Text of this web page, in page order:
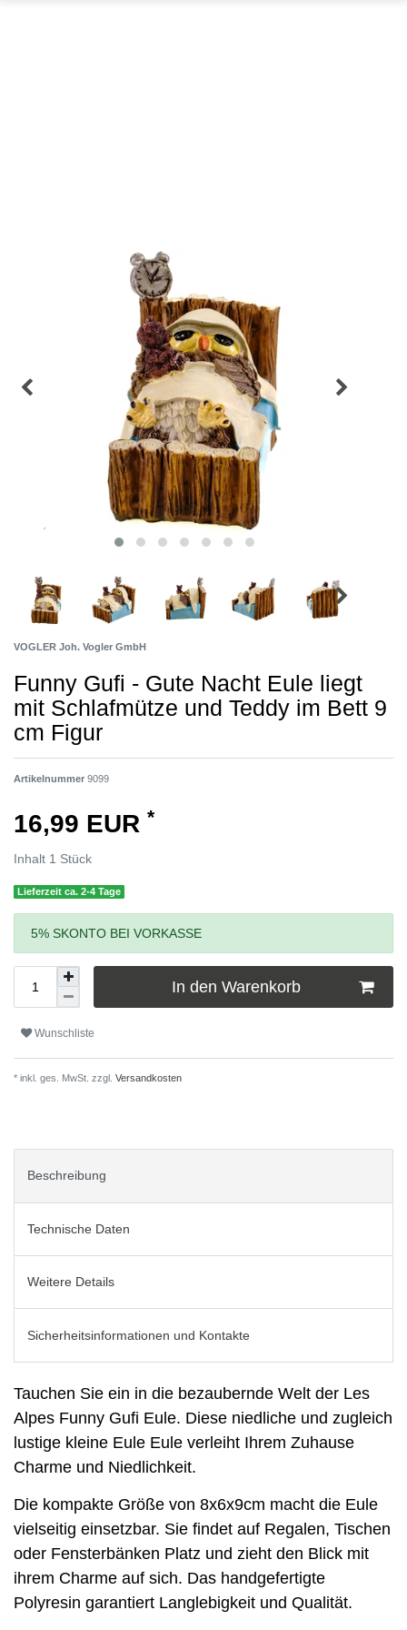
VOGLER Joh. Vogler GmbH
Funny Gufi - Gute Nacht Eule liegt
mit Schlafmütze und Teddy im Bett 9
cm Figur
Artikelnummer 9099
16,99 EUR *
Inhalt 1 Stück
Lieferzeit ca. 2-4 Tage
5% SKONTO BEI VORKASSE
In den Warenkorb
Wunschliste
* inkl. ges. MwSt. zzgl. Versandkosten
Beschreibung
Technische Daten
Weitere Details
Sicherheitsinformationen und Kontakte
Tauchen Sie ein in die bezaubernde Welt der Les
Alpes Funny Gufi Eule. Diese niedliche und zugleich
lustige kleine Eule Eule verleiht Ihrem Zuhause
Charme und Niedlichkeit.
Die kompakte Größe von 8x6x9cm macht die Eule
vielseitig einsetzbar. Sie findet auf Regalen, Tischen
oder Fensterbänken Platz und zieht den Blick mit
ihrem Charme auf sich. Das handgefertigte
Polyresin garantiert Langlebigkeit und Qualität.